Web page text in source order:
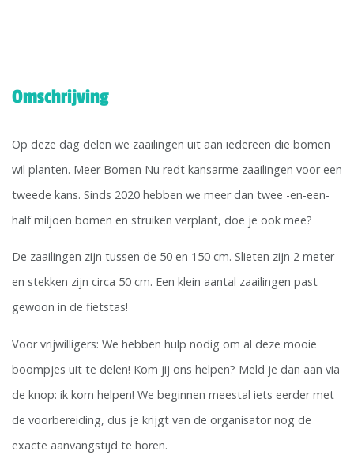
Omschrijving
Op deze dag delen we zaailingen uit aan iedereen die bomen
wil planten. Meer Bomen Nu redt kansarme zaailingen voor een
tweede kans. Sinds 2020 hebben we meer dan twee -en-een-
half miljoen bomen en struiken verplant, doe je ook mee?
De zaailingen zijn tussen de 50 en 150 cm. Slieten zijn 2 meter
en stekken zijn circa 50 cm. Een klein aantal zaailingen past
gewoon in de fietstas!
Voor vrijwilligers: We hebben hulp nodig om al deze mooie
boompjes uit te delen! Kom jij ons helpen? Meld je dan aan via
de knop: ik kom helpen! We beginnen meestal iets eerder met
de voorbereiding, dus je krijgt van de organisator nog de
exacte aanvangstijd te horen.